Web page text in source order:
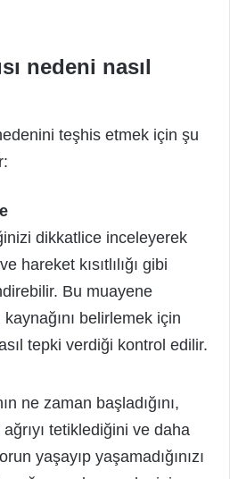
nedeni nasıl
teşhis etmek için şu
dikkatlice inceleyerek
hareket kısıtlılığı gibi
Bu muayene
kaynağını belirlemek için
tepki verdiği kontrol edilir.
ne zaman başladığını,
tetiklediğini ve daha
yaşayıp yaşamadığınızı